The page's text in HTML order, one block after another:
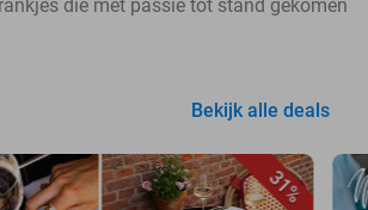
die met passie tot stand gekomen
Bekijk alle deals
31%